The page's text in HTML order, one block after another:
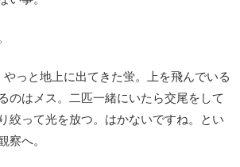
っと地上に出てきた蛍。上を飛んでいる
のはメス。二匹一緒にいたら交尾をして
絞って光を放つ。はかないですね。とい
察へ。